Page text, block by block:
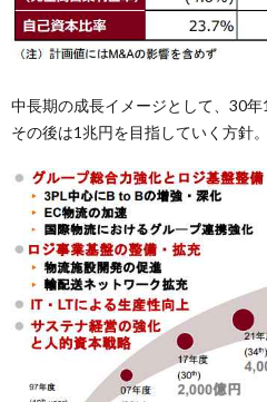
中長期の成長イメージとして、30年
その後は1兆円を目指していく方針。